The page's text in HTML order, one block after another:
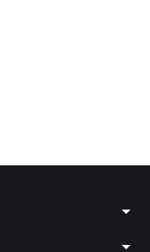
arrow_drop_down
arrow_drop_down